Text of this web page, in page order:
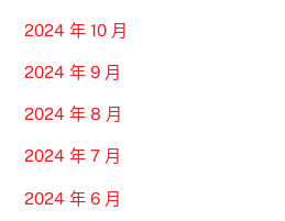
2024 年 10 月
2024 年 9 月
2024 年 8 月
2024 年 7 月
2024 年 6 月